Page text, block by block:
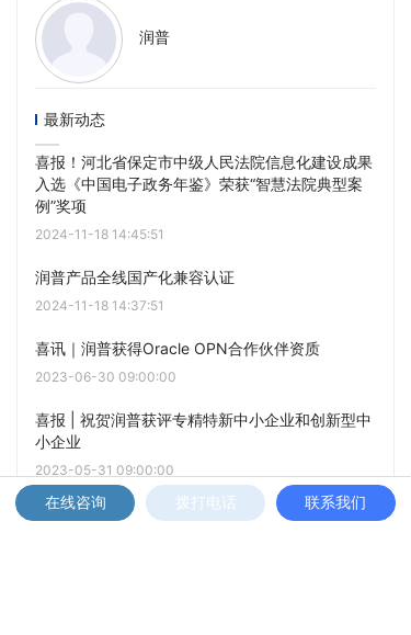
润普
最新动态
喜报！河北省保定市中级人民法院信息化建设成果
入选《中国电子政务年鉴》荣获“智慧法院典型案
例”奖项
2024-11-18 14:45:51
润普产品全线国产化兼容认证
2024-11-18 14:37:51
喜讯｜润普获得Oracle OPN合作伙伴资质
2023-06-30 09:00:00
喜报 | 祝贺润普获评专精特新中小企业和创新型中
小企业
2023-05-31 09:00:00
点击阅读更多内容
在线咨询 拨打电话 联系我们